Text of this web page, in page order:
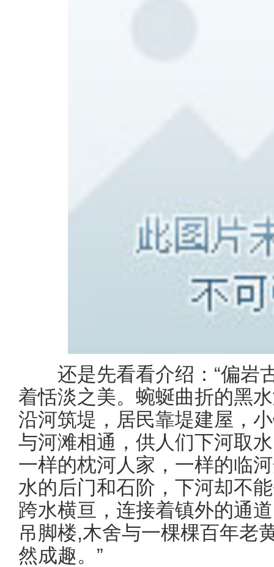
还是先看看介绍：“偏岩
着恬淡之美。蜿蜒曲折的黑
沿河筑堤，居民靠堤建屋，
与河滩相通，供人们下河取
一样的枕河人家，一样的临
水的后门和石阶，下河却不
跨水横亘，连接着镇外的通
吊脚楼,木舍与一棵棵百年老
然成趣。”